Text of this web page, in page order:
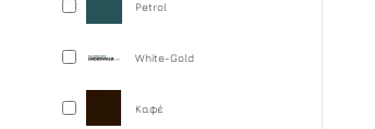
Petrol
White-Gold
Καφέ